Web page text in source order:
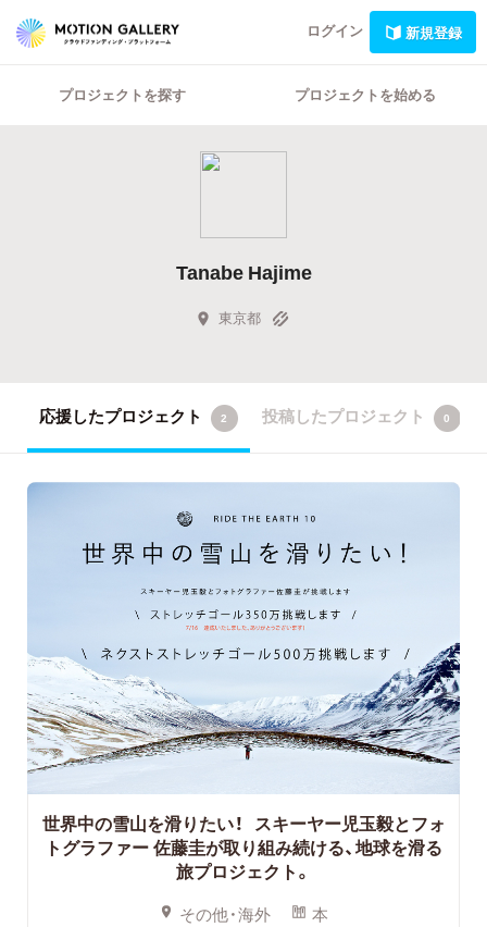
ログイン 新規登録
プロジェクトを探す プロジェクトを始める
Tanabe Hajime
東京都
応援したプロジェクト 2 投稿したプロジェクト 0
世界中の雪山を滑りたい！ スキーヤー児玉毅とフォ
トグラファー 佐藤圭が取り組み続ける、地球を滑る
旅プロジェクト。
その他・海外 本